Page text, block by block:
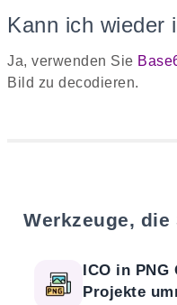
Kann ich wieder
Ja, verwenden Sie
Bild zu decodieren.
Werkzeuge, die
ICO in
Projekte